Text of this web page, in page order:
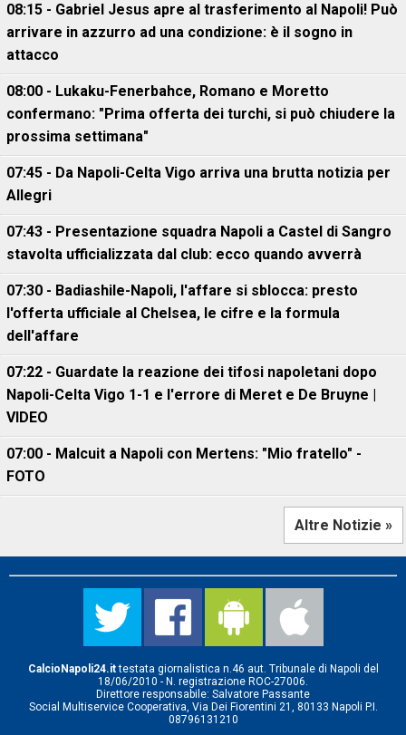
08:15 - Gabriel Jesus apre al trasferimento al Napoli! Può
arrivare in azzurro ad una condizione: è il sogno in
attacco
08:00 - Lukaku-Fenerbahce, Romano e Moretto
confermano: "Prima offerta dei turchi, si può chiudere la
prossima settimana"
07:45 - Da Napoli-Celta Vigo arriva una brutta notizia per
Allegri
07:43 - Presentazione squadra Napoli a Castel di Sangro
stavolta ufficializzata dal club: ecco quando avverrà
07:30 - Badiashile-Napoli, l'affare si sblocca: presto
l'offerta ufficiale al Chelsea, le cifre e la formula
dell'affare
07:22 - Guardate la reazione dei tifosi napoletani dopo
Napoli-Celta Vigo 1-1 e l'errore di Meret e De Bruyne |
VIDEO
07:00 - Malcuit a Napoli con Mertens: "Mio fratello" -
FOTO
Altre Notizie »
CalcioNapoli24.ittestata giornalistica n.46 aut. Tribunale di Napoli del
18/06/2010 - N. registrazione ROC-27006.
Direttore responsabile: Salvatore Passante
Social Multiservice Cooperativa, Via Dei Fiorentini 21, 80133 Napoli P.I.
08796131210